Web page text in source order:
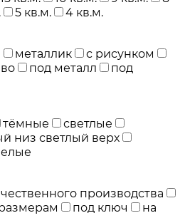
5 кв.м.
4 кв.м.
металлик
с рисунком
под металл
под
тёмные
светлые
низ светлый верх
производства
под ключ
на